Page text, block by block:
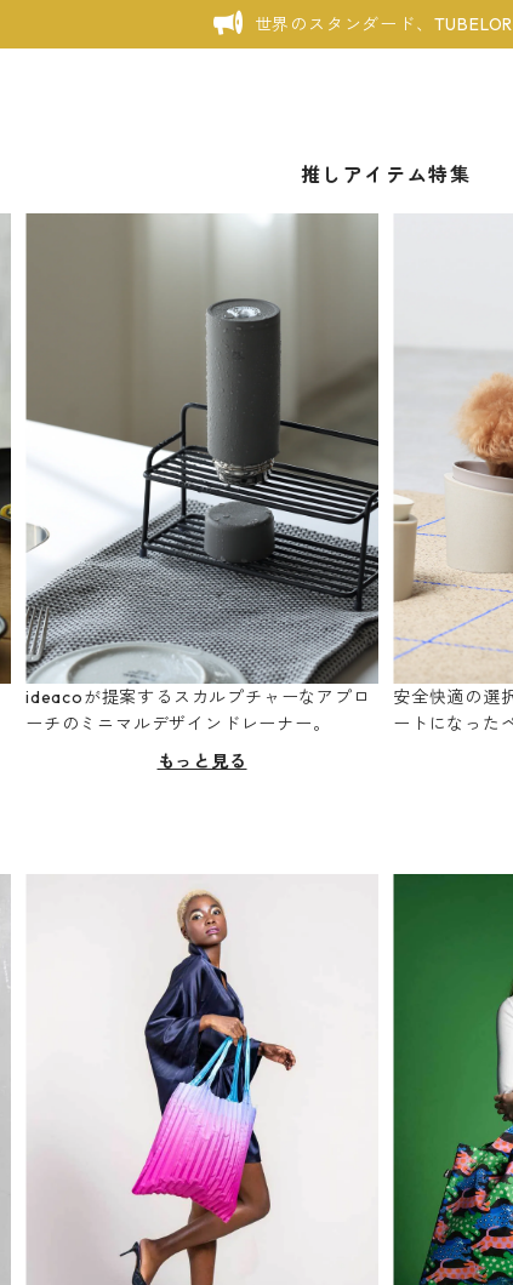
世界のスタンダード、
推しアイテム特集
ideacoが提案するスカルプチャーなアプロ
ーチのミニマルデザインドレーナー。
もっと見る
安全快適の選
ートになった